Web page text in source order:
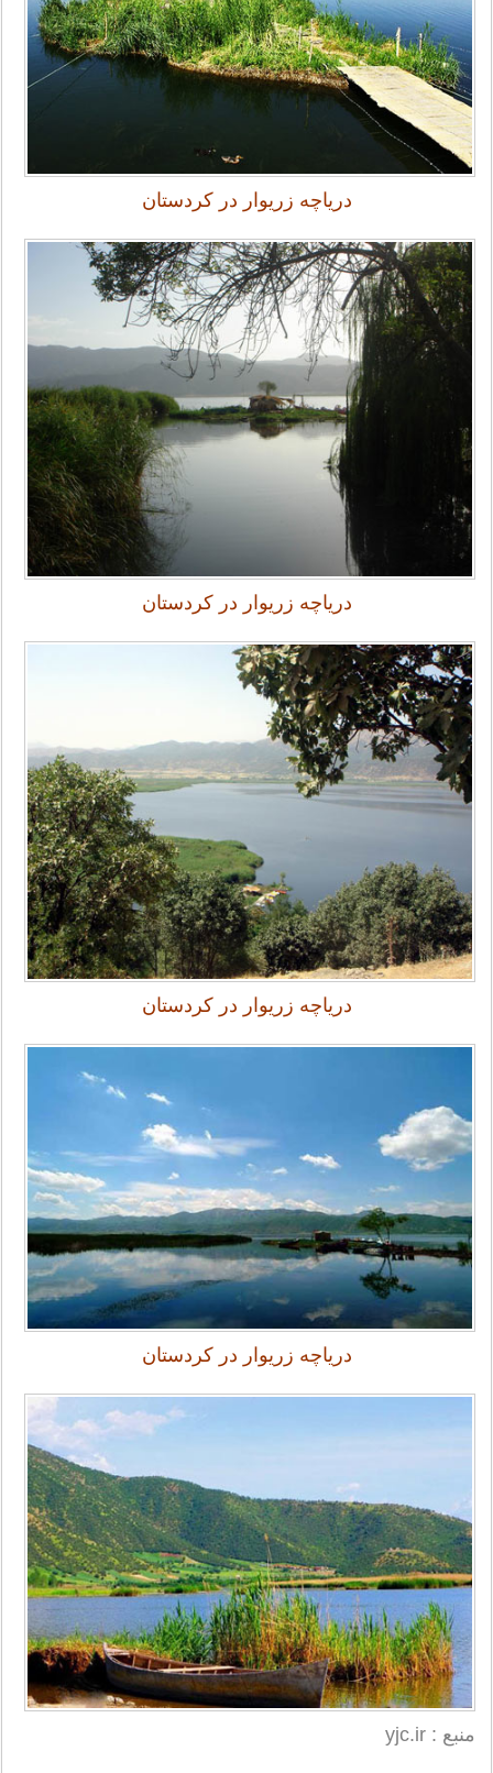
دریاچه زریوار در کردستان
دریاچه زریوار در کردستان
دریاچه زریوار در کردستان
دریاچه زریوار در کردستان
منبع : yjc.ir